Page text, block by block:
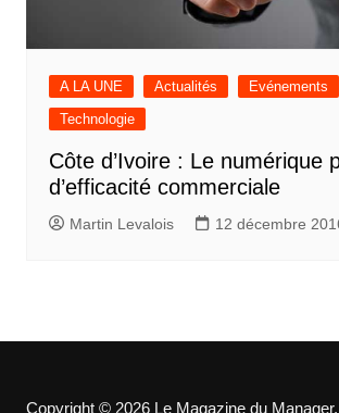
A LA UNE Actualités
Evénements
Technologie
Côte d’Ivoire : Le numérique
d’efficacité commerciale
Martin Levalois 12 décembre
Copyright © 2026 Le Magazine du